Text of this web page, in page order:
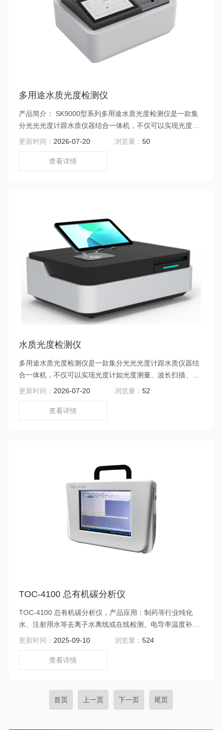
多用途水质光度检测仪
产品简介： SK9000型系列多用途水质光度检测仪是一款集
分光光光度计跟水质仪器结合一体机，不仅可以实现光度计
如光度测量、 波长扫描、动力学分析、定量测定，多波长测
块，实现水质光度计结合。 仪器功能更为强实力大，测定精
测试精准度。广泛应 用于在科研、高校、污水处理厂、水环
境监测、企业污水检测等环保行业。
更新时间： 2026-07-20 浏览量：50
查看详情
水质光度检测仪
多用途水质光度检测仪是一款集分光光光度计跟水质仪器结
合一体机，不仅可以实现光度计如光度测量、波长扫描、动
力学分析、定量测定，多波长测量、DNA/蛋白质测试等功
结合。仪器功能更为强实力大，测定精度更高，仪器标配审
于在科研、高校、污水处理厂、水环境监测、企业污水检测
更新时间： 2026-07-20 浏览量：52
查看详情
TOC-4100 总有机碳分析仪
TOC-4100 总有机碳分析仪，产品应用：制药等行业纯化
水、注射用水等去离子水离线或在线检测。电导率温度补偿
技术，提高检测的准确性，携设计可选配12V电池供电，方
更新时间： 2025-09-10 浏览量：524
查看详情
首页 上一页 下一页 尾页